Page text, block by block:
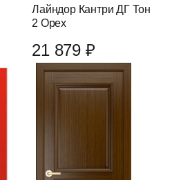
Лайндор Кантри ДГ Тон
2 Орех
21 879 ₽